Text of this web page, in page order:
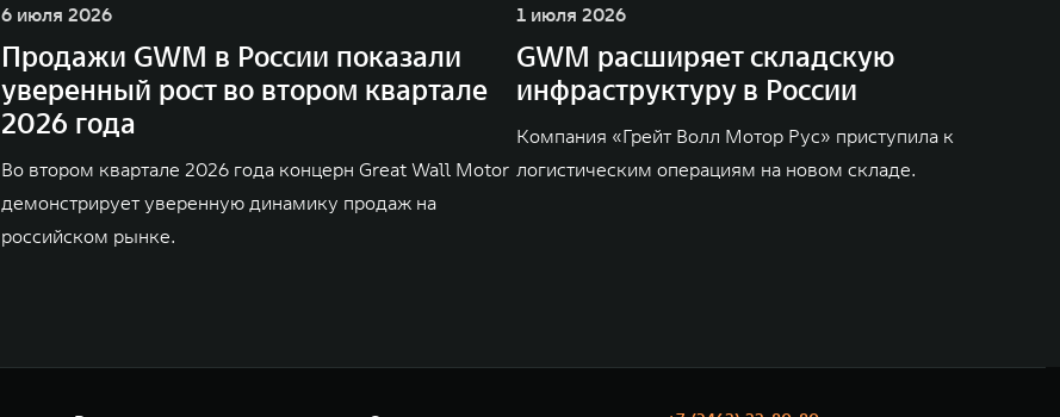
6 июля 2026
Продажи GWM в России показали
уверенный рост во втором квартале
2026 года
Во втором квартале 2026 года концерн Great Wall Motor
демонстрирует уверенную динамику продаж на
российском рынке.
1 июля 2026
GWM расширяет складскую
инфраструктуру в России
Компания «Грейт Волл Мотор Рус» приступила к
логистическим операциям на новом складе.